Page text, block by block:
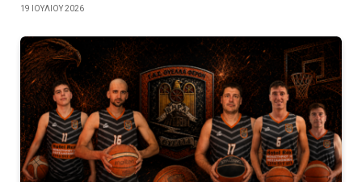
19 ΙΟΥΛΊΟΥ 2026